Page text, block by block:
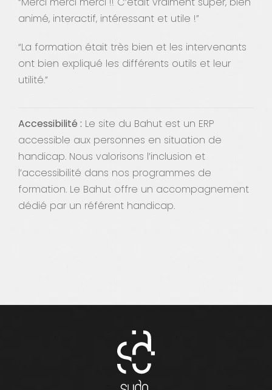
animé, interactif, intéressant et utile !”
“La formation était très bien et les intervenants
ont bien expliqué les différents outils et leur
utilité.”
Accessibilité : Le site du Bahut est un ERP
accessible aux personnes en situation de
handicap. Nous valorisons l’inclusion et
l’accessibilité dans nos programmes de
formation. Le Bahut offre un accompagnement
dédié par un référent handicap.